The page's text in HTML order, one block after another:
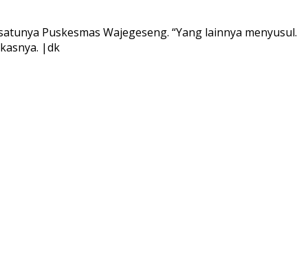
Puskesmas Wajegeseng. “Yang lainnya menyusul.
|dk